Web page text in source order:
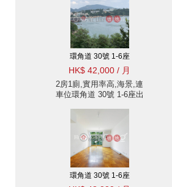
環角道 30號 1-6座
HK$ 42,000 / 月
2房1廁,實用率高,海景,連
車位環角道 30號 1-6座出
環角道 30號 1-6座